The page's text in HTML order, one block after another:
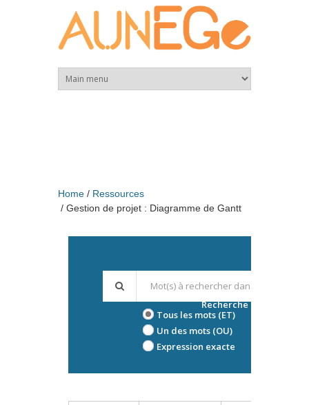
Home
Ressources
Gestion de projet : Diagramme de Gantt
Tous les mots (ET)
Un des mots (OU)
Expression exacte
Recherche avancée